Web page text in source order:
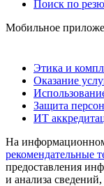
Поиск по
Мобильное
Этика и
Оказание
Защита
ИТ
На
рекомендательные
предоставления
и анализа